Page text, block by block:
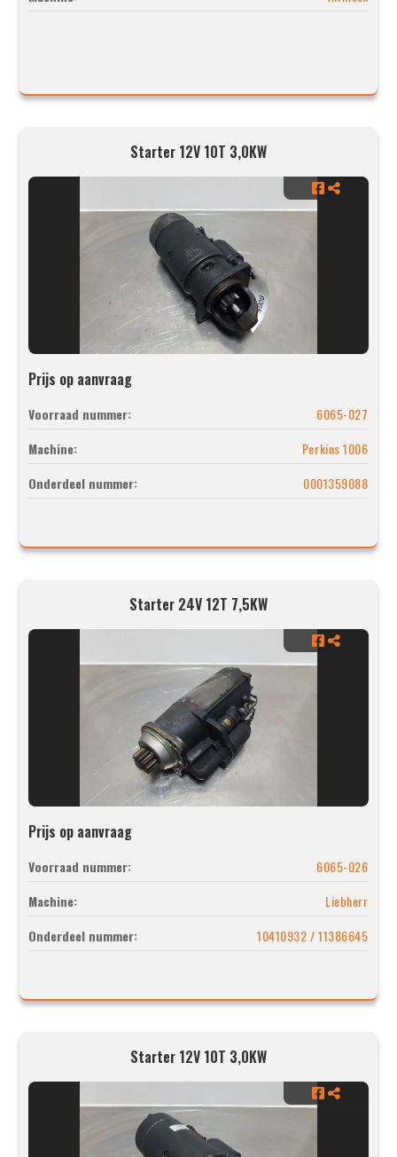
Starter 12V 10T 3,0KW
Prijs op aanvraag
Voorraad nummer:
6065-027
Machine:
Perkins 1006
Onderdeel nummer:
0001359088
Starter 24V 12T 7,5KW
Prijs op aanvraag
Voorraad nummer:
6065-026
Machine:
Liebherr
Onderdeel nummer:
10410932 / 11386645
Starter 12V 10T 3,0KW